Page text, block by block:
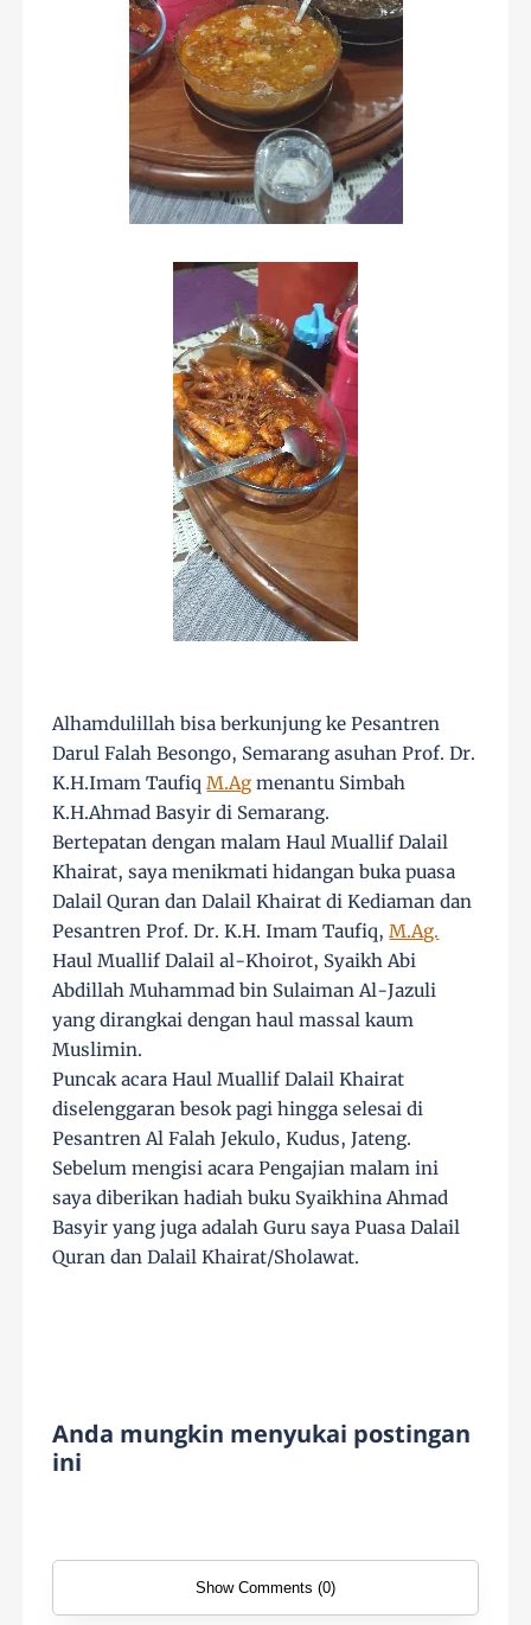
Alhamdulillah bisa berkunjung ke Pesantren
Darul Falah Besongo, Semarang asuhan Prof. Dr.
K.H.Imam TaufiqM.Ag menantu Simbah
K.H.Ahmad Basyir di Semarang.
Bertepatan dengan malam Haul Muallif Dalail
Khairat, saya menikmati hidangan buka puasa
Dalail Quran dan Dalail Khairat di Kediaman dan
Pesantren Prof. Dr. K.H. Imam Taufiq,M.Ag.
HaulMuallif Dalail al-Khoirot, Syaikh Abi
Abdillah Muhammad bin Sulaiman Al-Jazuli
yang dirangkai dengan haul massal kaum
Muslimin.
Puncak acara Haul Muallif Dalail Khairat
diselenggaran besok pagi hingga selesai di
Pesantren Al Falah Jekulo, Kudus, Jateng.
Sebelum mengisi acara Pengajian malam ini
saya diberikan hadiah buku Syaikhina Ahmad
Basyir yang juga adalah Guru saya Puasa Dalail
Quran dan Dalail Khairat/Sholawat.
Anda mungkin menyukai postingan
ini
Show Comments (0)